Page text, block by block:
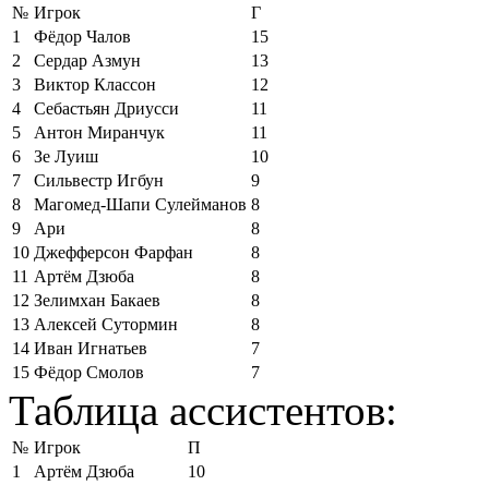
№ Игрок
Г
1
Фёдор Чалов
15
2
Сердар Азмун
13
3
Виктор Классон
12
4
Себастьян Дриусси
11
5
Антон Миранчук
11
6
Зе Луиш
10
7
Сильвестр Игбун
9
8
Магомед-Шапи Сулейманов 8
9
Ари
8
10 Джефферсон Фарфан
8
11 Артём Дзюба
8
12 Зелимхан Бакаев
8
13 Алексей Сутормин
8
14 Иван Игнатьев
7
15 Фёдор Смолов 7
Таблица ассистентов:
№ Игрок
П
1
Артём Дзюба
10